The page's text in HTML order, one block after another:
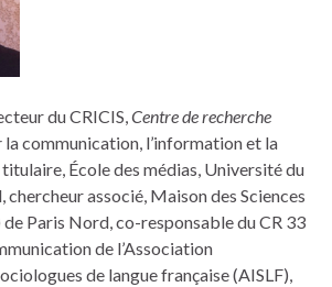
du CRICIS,Centre de recherche
la communication, l’information et la
École des médias, Université du
associé, Maison des Sciences
Paris Nord, co-responsable du CR 33
de l’Association
de langue française (AISLF),